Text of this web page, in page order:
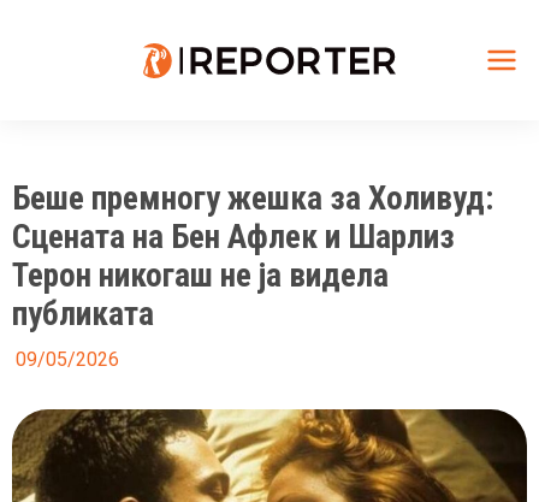
Беше премногу жешка за Холивуд:
Сцената на Бен Афлек и Шарлиз
Терон никогаш не ја видела
публиката
09/05/2026